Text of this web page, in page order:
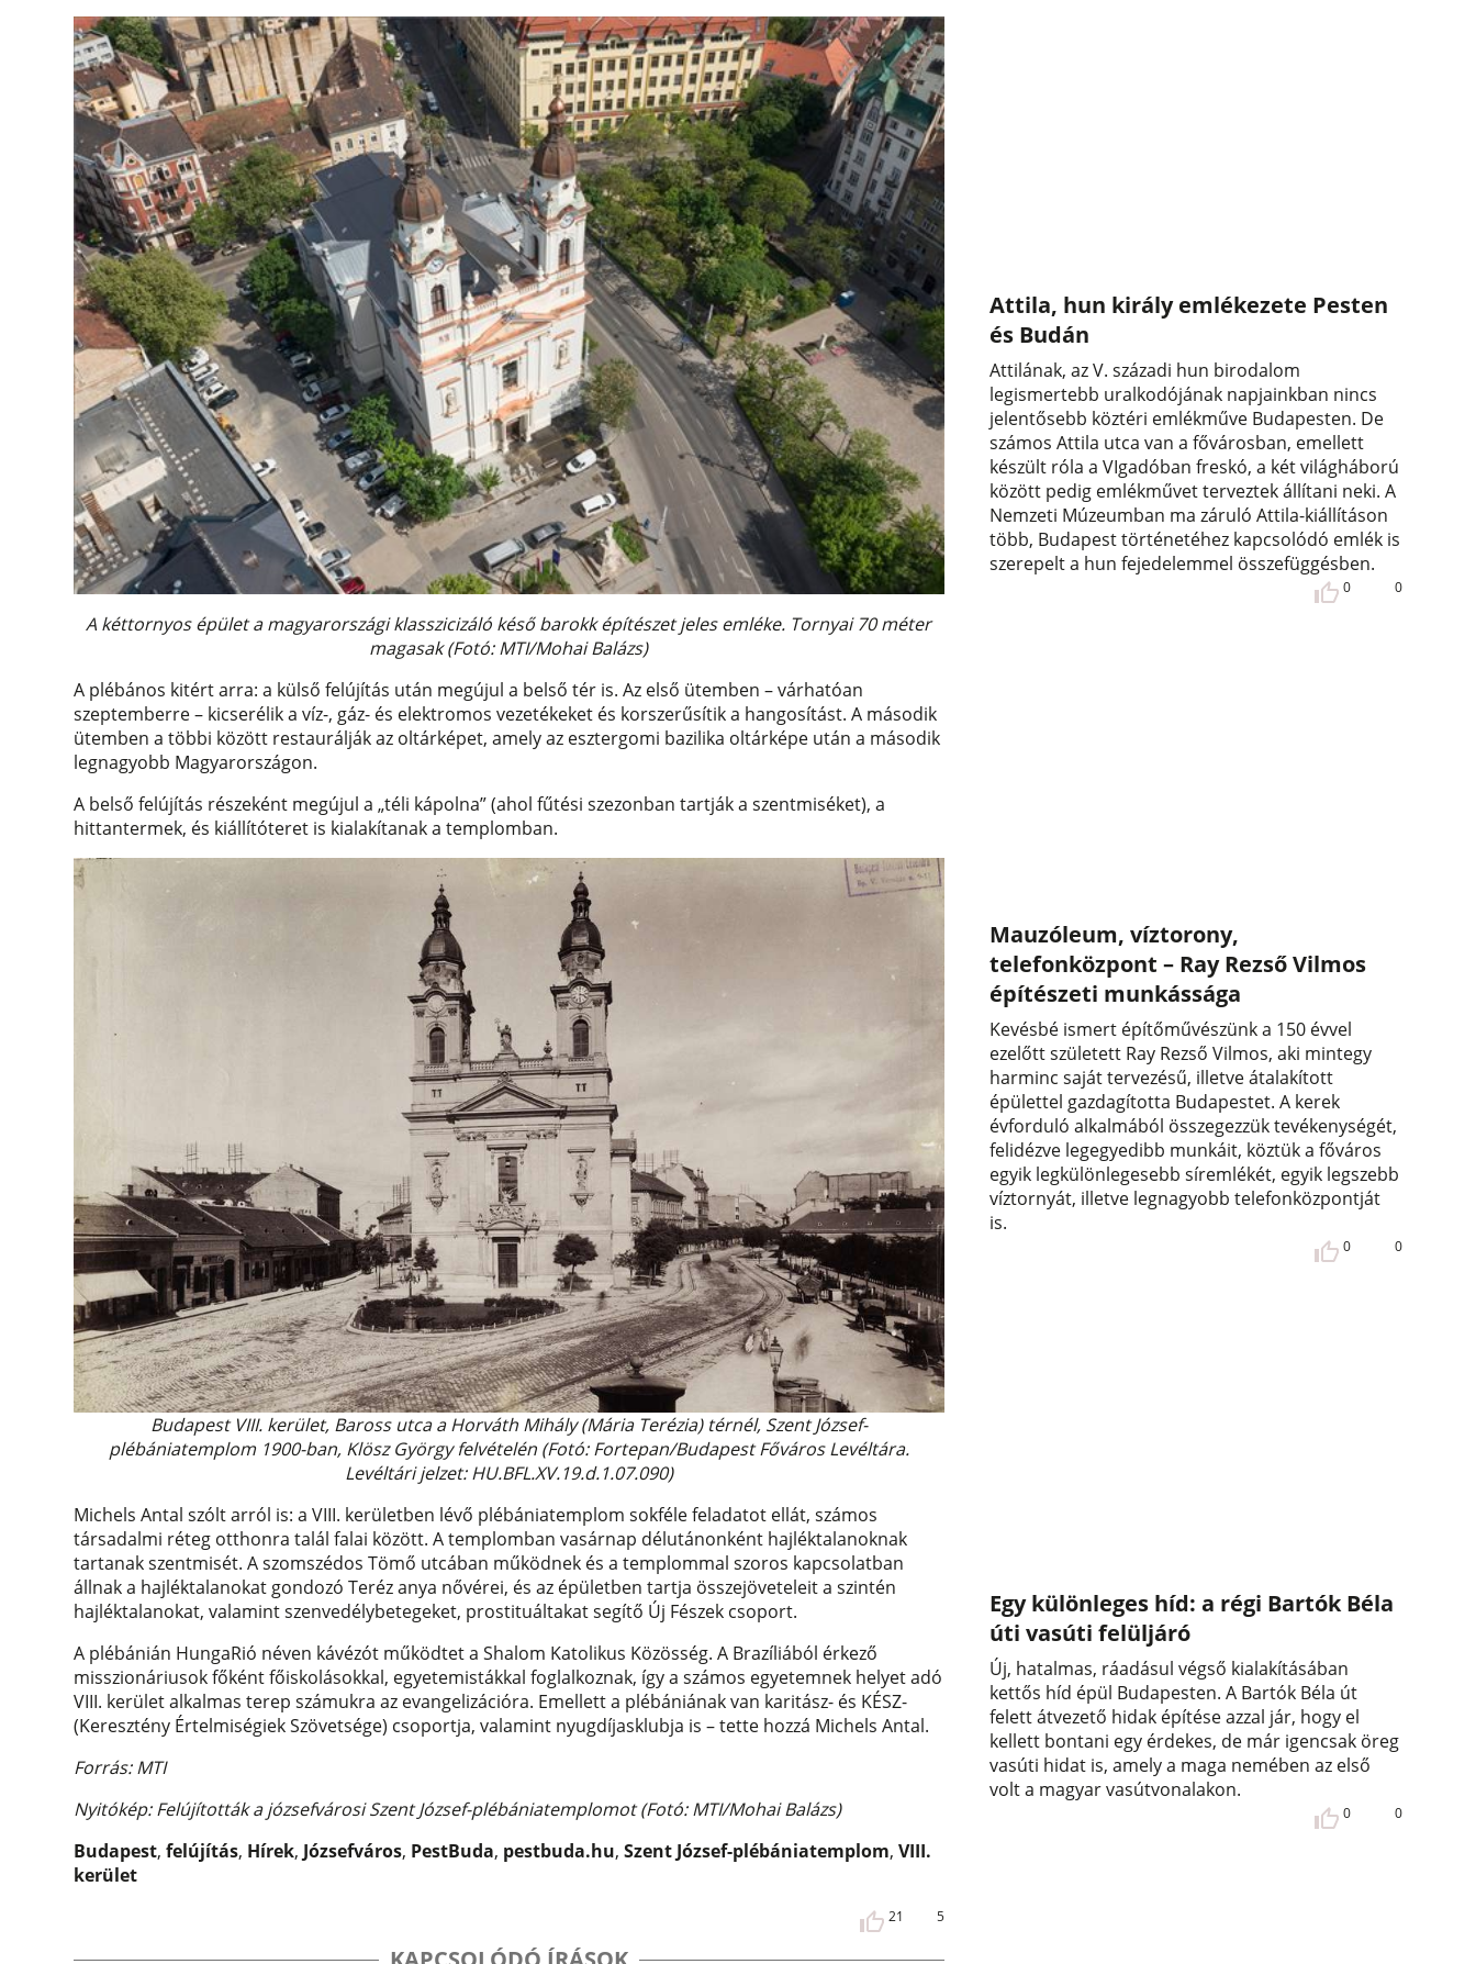
A kéttornyos épület a magyarországi klasszicizáló késő barokk építészet jeles emléke. Tornyai 70 méter
magasak (Fotó: MTI/Mohai Balázs)
A plébános kitért arra: a külső felújítás után megújul a belső tér is. Az első ütemben – várhatóan
szeptemberre – kicserélik a víz-, gáz- és elektromos vezetékeket és korszerűsítik a hangosítást. A második
ütemben a többi között restaurálják az oltárképet, amely az esztergomi bazilika oltárképe után a második
legnagyobb Magyarországon.
A belső felújítás részeként megújul a „téli kápolna” (ahol fűtési szezonban tartják a szentmiséket), a
hittantermek, és kiállítóteret is kialakítanak a templomban.
Budapest VIII. kerület, Baross utca a Horváth Mihály (Mária Terézia) térnél, Szent József-
plébániatemplom 1900-ban, Klösz György felvételén (Fotó: Fortepan/Budapest Főváros Levéltára.
Levéltári jelzet: HU.BFL.XV.19.d.1.07.090)
Michels Antal szólt arról is: a VIII. kerületben lévő plébániatemplom sokféle feladatot ellát, számos
társadalmi réteg otthonra talál falai között. A templomban vasárnap délutánonként hajléktalanoknak
tartanak szentmisét. A szomszédos Tömő utcában működnek és a templommal szoros kapcsolatban
állnak a hajléktalanokat gondozó Teréz anya nővérei, és az épületben tartja összejöveteleit a szintén
hajléktalanokat, valamint szenvedélybetegeket, prostituáltakat segítő Új Fészek csoport.
A plébánián HungaRió néven kávézót működtet a Shalom Katolikus Közösség. A Brazíliából érkező
misszionáriusok főként főiskolásokkal, egyetemistákkal foglalkoznak, így a számos egyetemnek helyet adó
VIII. kerület alkalmas terep számukra az evangelizációra. Emellett a plébániának van karitász- és KÉSZ-
(Keresztény Értelmiségiek Szövetsége) csoportja, valamint nyugdíjasklubja is – tette hozzá Michels Antal.
Forrás: MTI
Nyitókép: Felújították a józsefvárosi Szent József-plébániatemplomot (Fotó: MTI/Mohai Balázs)
Budapest,felújítás, Hírek, Józsefváros, PestBuda, pestbuda.hu,Szent József-plébániatemplom,VIII.
kerület
21 5
Attila, hun király emlékezete Pesten
és Budán
Attilának, az V. századi hun birodalom
legismertebb uralkodójának napjainkban nincs
jelentősebb köztéri emlékműve Budapesten. De
számos Attila utca van a fővárosban, emellett
készült róla a VIgadóban freskó, a két világháború
között pedig emlékművet terveztek állítani neki. A
Nemzeti Múzeumban ma záruló Attila-kiállításon
több, Budapest történetéhez kapcsolódó emlék is
szerepelt a hun fejedelemmel összefüggésben.
0 0
Mauzóleum, víztorony,
telefonközpont – Ray Rezső Vilmos
építészeti munkássága
Kevésbé ismert építőművészünk a 150 évvel
ezelőtt született Ray Rezső Vilmos, aki mintegy
harminc saját tervezésű, illetve átalakított
épülettel gazdagította Budapestet. A kerek
évforduló alkalmából összegezzük tevékenységét,
felidézve legegyedibb munkáit, köztük a főváros
egyik legkülönlegesebb síremlékét, egyik legszebb
víztornyát, illetve legnagyobb telefonközpontját
is.
0 0
Egy különleges híd: a régi Bartók Béla
úti vasúti felüljáró
Új, hatalmas, ráadásul végső kialakításában
kettős híd épül Budapesten. A Bartók Béla út
felett átvezető hidak építése azzal jár, hogy el
kellett bontani egy érdekes, de már igencsak öreg
vasúti hidat is, amely a maga nemében az első
volt a magyar vasútvonalakon.
0 0